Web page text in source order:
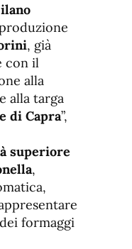
, già
con il
alla
alla targa
di Capra”,
superiore
,
formaggi